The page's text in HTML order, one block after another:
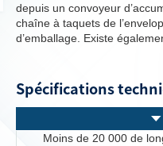
depuis un convoyeur
chaîne à taquets de
d’emballage. Existe
Spécifications
Moins de 20 000 de